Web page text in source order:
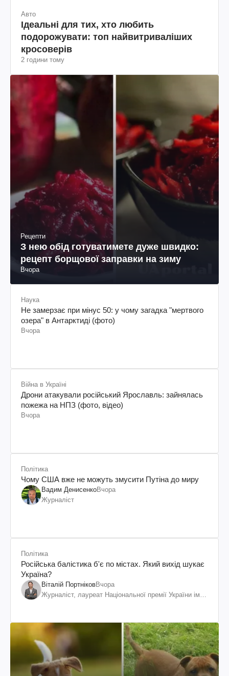
Авто
Ідеальні для тих, хто любить
подорожувати: топ найвитриваліших
кросоверів
2 години тому
Рецепти
З нею обід готуватимете дуже швидко:
рецепт борщової заправки на зиму
Вчора
Наука
Не замерзає при мінус 50: у чому загадка "мертвого
озера" в Антарктиді (фото)
Вчора
Війна в Україні
Дрони атакували російський Ярославль: зайнялась
пожежа на НПЗ (фото, відео)
Вчора
Політика
Чому США вже не можуть змусити Путіна до миру
Вадим ДенисенкоВчора
Журналіст
Політика
Російська балістика б'є по містах. Який вихід шукає
Україна?
Віталій ПортніковВчора
Журналіст, лауреат Національної премії України ім.